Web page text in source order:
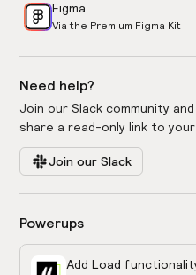
Figma
Via the Premium Figma Kit
Need help?
Join our Slack community
share a read-only link to
Join our Slack
Powerups
Add Load